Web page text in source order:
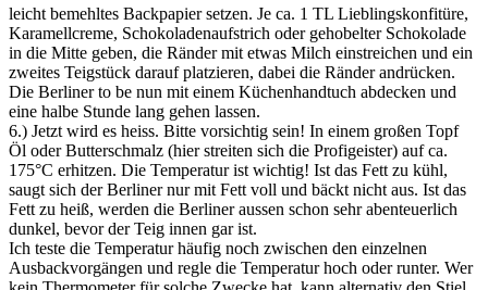
leicht bemehltes Backpapier setzen. Je ca. 1 TL Lieblingskonfitüre,
Karamellcreme, Schokoladenaufstrich oder gehobelter Schokolade
in die Mitte geben, die Ränder mit etwas Milch einstreichen und ein
zweites Teigstück darauf platzieren, dabei die Ränder andrücken.
Die Berliner to be nun mit einem Küchenhandtuch abdecken und
eine halbe Stunde lang gehen lassen.
6.) Jetzt wird es heiss. Bitte vorsichtig sein! In einem großen Topf
Öl oder Butterschmalz (hier streiten sich die Profigeister) auf ca.
175°C erhitzen. Die Temperatur ist wichtig! Ist das Fett zu kühl,
saugt sich der Berliner nur mit Fett voll und bäckt nicht aus. Ist das
Fett zu heiß, werden die Berliner aussen schon sehr abenteuerlich
dunkel, bevor der Teig innen gar ist.
Ich teste die Temperatur häufig noch zwischen den einzelnen
Ausbackvorgängen und regle die Temperatur hoch oder runter. Wer